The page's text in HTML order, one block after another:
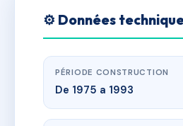
⚙️ Données
PÉRIODE CONSTRUCTION
De 1975 a 1993